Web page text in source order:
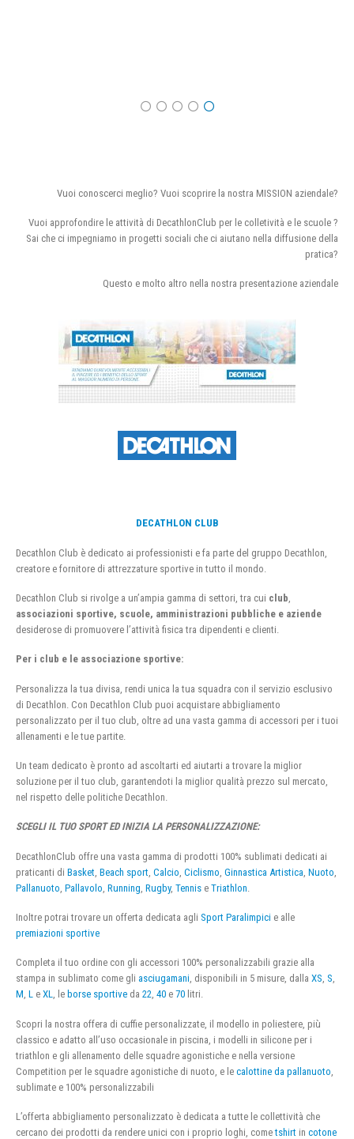
Vuoi conoscerci meglio? Vuoi scoprire la nostra MISSION aziendale?
Vuoi approfondire le attività di DecathlonClub per le colletività e le scuole ?
Sai che ci impegniamo in progetti sociali che ci aiutano nella diffusione della
pratica?
Questo e molto altro nella nostra presentazione aziendale
DECATHLON CLUB
Decathlon Club è dedicato ai professionisti e fa parte del gruppo Decathlon,
creatore e fornitore di attrezzature sportive in tutto il mondo.
Decathlon Club si rivolge a un’ampia gamma di settori, tra cui club
associazioni sportive, scuole, amministrazioni pubbliche e aziende
desiderose di promuovere l’attività fisica tra dipendenti e clienti.
Per i club e le associazione sportive:
Personalizza la tua divisa, rendi unica la tua squadra con il servizio esclusivo
di Decathlon. Con Decathlon Club puoi acquistare abbigliamento
personalizzato per il tuo club, oltre ad una vasta gamma di accessori per i tuoi
allenamenti e le tue partite.
Un team dedicato è pronto ad ascoltarti ed aiutarti a trovare la miglior
soluzione per il tuo club, garantendoti la miglior qualità prezzo sul mercato,
nel rispetto delle politiche Decathlon.
SCEGLI IL TUO SPORT ED INIZIA LA PERSONALIZZAZIONE:
DecathlonClub offre una vasta gamma di prodotti 100% sublimati dedicati ai
praticanti di Basket Beach sport Calcio Ciclismo Ginnastica Artistica Nuoto
Pallanuoto Pallavolo Running Rugby, Tennis e Triathlon
Inoltre potrai trovare un offerta dedicata agli Sport Paralimpici e alle
premiazioni sportive
Completa il tuo ordine con gli accessori 100% personalizzabili grazie alla
stampa in sublimato come gli asciugamani, disponibili in 5 misure, dalla XS, S,
M, L e XL, le borse sportive da 22, 40 e 70 litri.
Scopri la nostra offera di cuffie personalizzate, il modello in poliestere, più
classico e adatto all’uso occasionale in piscina, i modelli in silicone per i
triathlon e gli allenamento delle squadre agonistiche e nella versione
Competition per le squadre agonistiche di nuoto, e le calottine da pallanuoto
sublimate e 100% personalizzabili
L’offerta abbigliamento personalizzato è dedicata a tutte le collettività che
cercano dei prodotti da rendere unici con i proprio loghi, cometshirt in cotone